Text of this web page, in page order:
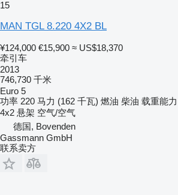
15
MAN TGL 8.220 4X2 BL
¥124,000 €15,900 ≈ US$18,370
牵引车
2013
746,730 千米
Euro 5
功率 220 马力 (162 千瓦) 燃油 柴油 载重能力
4x2 悬架 空气/空气
德国, Bovenden
Gassmann GmbH
联系卖方